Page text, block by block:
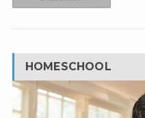
HOMESCHOOL